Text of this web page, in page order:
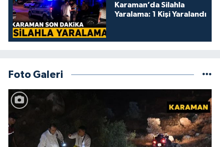
Karaman’da Silahla
Yaralama: 1 Kişi Yaralandı
Foto Galeri